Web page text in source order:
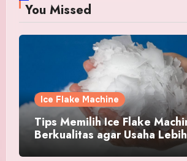
You Missed
Ice Flake Machine
Tips Memilih Ice Flake
Berkualitas agar Usaha